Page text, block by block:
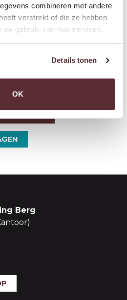
combineren met andere
verstrekt of die ze hebben
gebruik van hun services.
Details tonen
OK
FOTOS
Berg